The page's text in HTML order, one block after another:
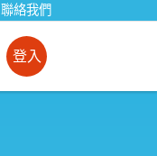
聯絡我們
登入